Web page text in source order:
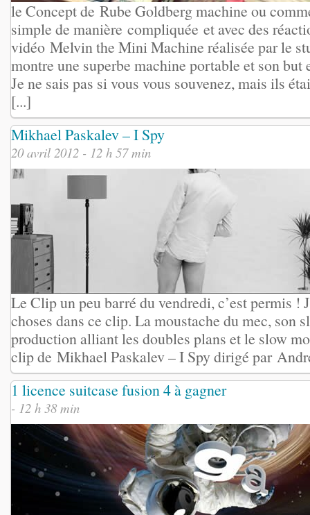
le Concept de Rube Goldberg machine ou
simple de manière compliquée et avec des
vidéo Melvin the Mini Machine réalisée par le
montre une superbe machine portable et son but
Je ne sais pas si vous vous souvenez, mais ils
[...]
Mikhael Paskalev – I Spy
20 avril 2012 - 12 h 57 min
Le Clip un peu barré du vendredi, c’est permis !
choses dans ce clip. La moustache du mec, son
production alliant les doubles plans et le slow
clip de Mikhael Paskalev – I Spy dirigé par
1 licence suitcase fusion 4 à gagner
- 12 h 38 min